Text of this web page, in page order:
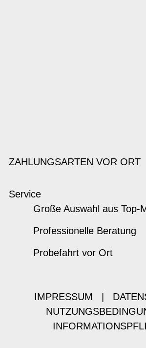
ZAHLUNGSARTEN VOR ORT
Service
Große Auswahl aus Top-
Professionelle Beratung
Probefahrt vor Ort
IMPRESSUM